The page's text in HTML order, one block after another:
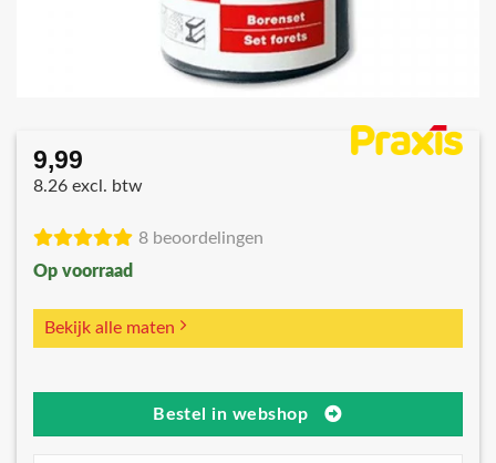
9,99
8.26 excl. btw
8 beoordelingen
Op voorraad
Bekijk alle maten
Bestel in webshop